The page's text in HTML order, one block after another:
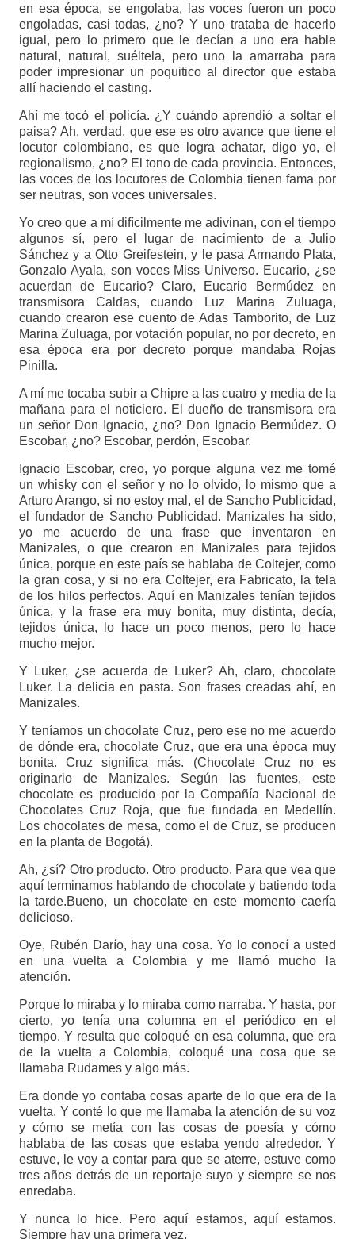
en esa época, se engolaba, las voces fueron un poco
engoladas, casi todas, ¿no? Y uno trataba de hacerlo
igual, pero lo primero que le decían a uno era hable
natural, natural, suéltela, pero uno la amarraba para
poder impresionar un poquitico al director que estaba
allí haciendo el casting.
Ahí me tocó el policía. ¿Y cuándo aprendió a soltar el
paisa? Ah, verdad, que ese es otro avance que tiene el
locutor colombiano, es que logra achatar, digo yo, el
regionalismo, ¿no? El tono de cada provincia. Entonces,
las voces de los locutores de Colombia tienen fama por
ser neutras, son voces universales.
Yo creo que a mí difícilmente me adivinan, con el tiempo
algunos sí, pero el lugar de nacimiento de a Julio
Sánchez y a Otto Greifestein, y le pasa Armando Plata,
Gonzalo Ayala, son voces Miss Universo. Eucario, ¿se
acuerdan de Eucario? Claro, Eucario Bermúdez en
transmisora Caldas, cuando Luz Marina Zuluaga,
cuando crearon ese cuento de Adas Tamborito, de Luz
Marina Zuluaga, por votación popular, no por decreto, en
esa época era por decreto porque mandaba Rojas
Pinilla.
A mí me tocaba subir a Chipre a las cuatro y media de la
mañana para el noticiero. El dueño de transmisora era
un señor Don Ignacio, ¿no? Don Ignacio Bermúdez. O
Escobar, ¿no? Escobar, perdón, Escobar.
Ignacio Escobar, creo, yo porque alguna vez me tomé
un whisky con el señor y no lo olvido, lo mismo que a
Arturo Arango, si no estoy mal, el de Sancho Publicidad,
el fundador de Sancho Publicidad. Manizales ha sido,
yo me acuerdo de una frase que inventaron en
Manizales, o que crearon en Manizales para tejidos
única, porque en este país se hablaba de Coltejer, como
la gran cosa, y si no era Coltejer, era Fabricato, la tela
de los hilos perfectos. Aquí en Manizales tenían tejidos
única, y la frase era muy bonita, muy distinta, decía,
tejidos única, lo hace un poco menos, pero lo hace
mucho mejor.
Y Luker, ¿se acuerda de Luker? Ah, claro, chocolate
Luker. La delicia en pasta. Son frases creadas ahí, en
Manizales.
Y teníamos un chocolate Cruz, pero ese no me acuerdo
de dónde era, chocolate Cruz, que era una época muy
bonita. Cruz significa más. (Chocolate Cruz no es
originario de Manizales. Según las fuentes, este
chocolate es producido por la Compañía Nacional de
Chocolates Cruz Roja, que fue fundada en Medellín.
Los chocolates de mesa, como el de Cruz, se producen
en la planta de Bogotá).
Ah, ¿sí? Otro producto. Otro producto. Para que vea que
aquí terminamos hablando de chocolate y batiendo toda
la tarde.Bueno, un chocolate en este momento caería
delicioso.
Oye, Rubén Darío, hay una cosa. Yo lo conocí a usted
en una vuelta a Colombia y me llamó mucho la
atención.
Porque lo miraba y lo miraba como narraba. Y hasta, por
cierto, yo tenía una columna en el periódico en el
tiempo. Y resulta que coloqué en esa columna, que era
de la vuelta a Colombia, coloqué una cosa que se
llamaba Rudames y algo más.
Era donde yo contaba cosas aparte de lo que era de la
vuelta. Y conté lo que me llamaba la atención de su voz
y cómo se metía con las cosas de poesía y cómo
hablaba de las cosas que estaba yendo alrededor. Y
estuve, le voy a contar para que se aterre, estuve como
tres años detrás de un reportaje suyo y siempre se nos
enredaba.
Y nunca lo hice. Pero aquí estamos, aquí estamos.
Siempre hay una primera vez.